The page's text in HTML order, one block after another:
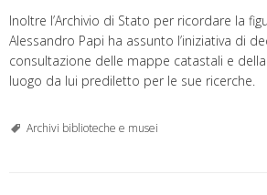
Inoltre l’Archivio di Stato per ricordare la
Alessandro Papi ha assunto l’iniziativa di
consultazione delle mappe catastali e
luogo da lui prediletto per le sue ricerche.
Archivi biblioteche e musei